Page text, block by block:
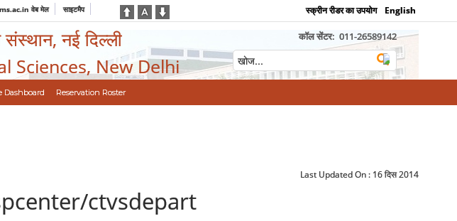
वेब मेल साइटमैप स्क्रीन रीडर का उपयोग English
संस्थान, नई दिल्ली
Sciences, New Delhi
कॉल सेंटर: 011-26589142
Dashboard Reservation Roster
Last Updated On : 16 दिस 2014
ctvsdepart